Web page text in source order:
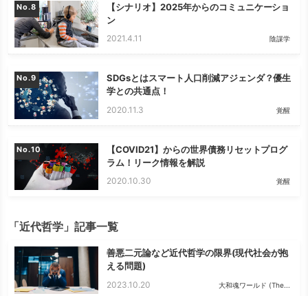
No.
【シナリオ】2025年からのコミュニケーショ
ン
2021.4.11 陰謀学
No.
SDGsとはスマート人口削減アジェンダ？優生
学との共通点！
2020.11.3 覚醒
No.
【COVID21】からの世界債務リセットプログ
ラム！リーク情報を解説
2020.10.30 覚醒
「近代哲学」記事一覧
善悪二元論など近代哲学の限界(現代社会が抱
える問題)
2023.10.20 大和魂ワールド (The...